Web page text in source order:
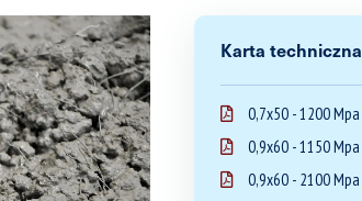
Karta techniczna
0,7x50 - 1200 Mpa
0,9x60 - 1150 Mpa
0,9x60 - 2100 Mpa